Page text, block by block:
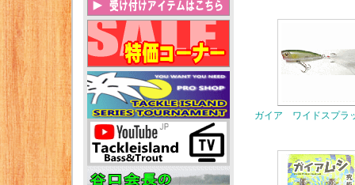
ガイア ワイドスプラ